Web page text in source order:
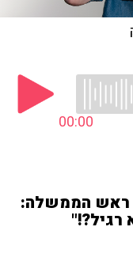
00:00
ראש הממשלה: